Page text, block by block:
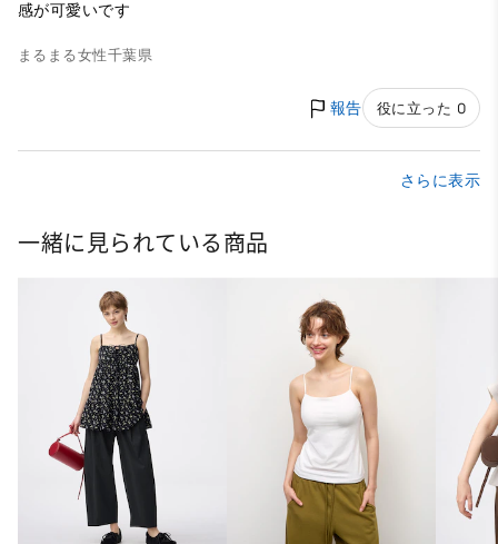
感が可愛いです
まるまる女性千葉県
報告 役に立った 0
さらに表示
一緒に見られている商品